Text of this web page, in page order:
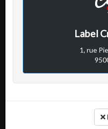
Très bonnes crêpes
Rapport qualité / prix :
Service :
Label
1, rue